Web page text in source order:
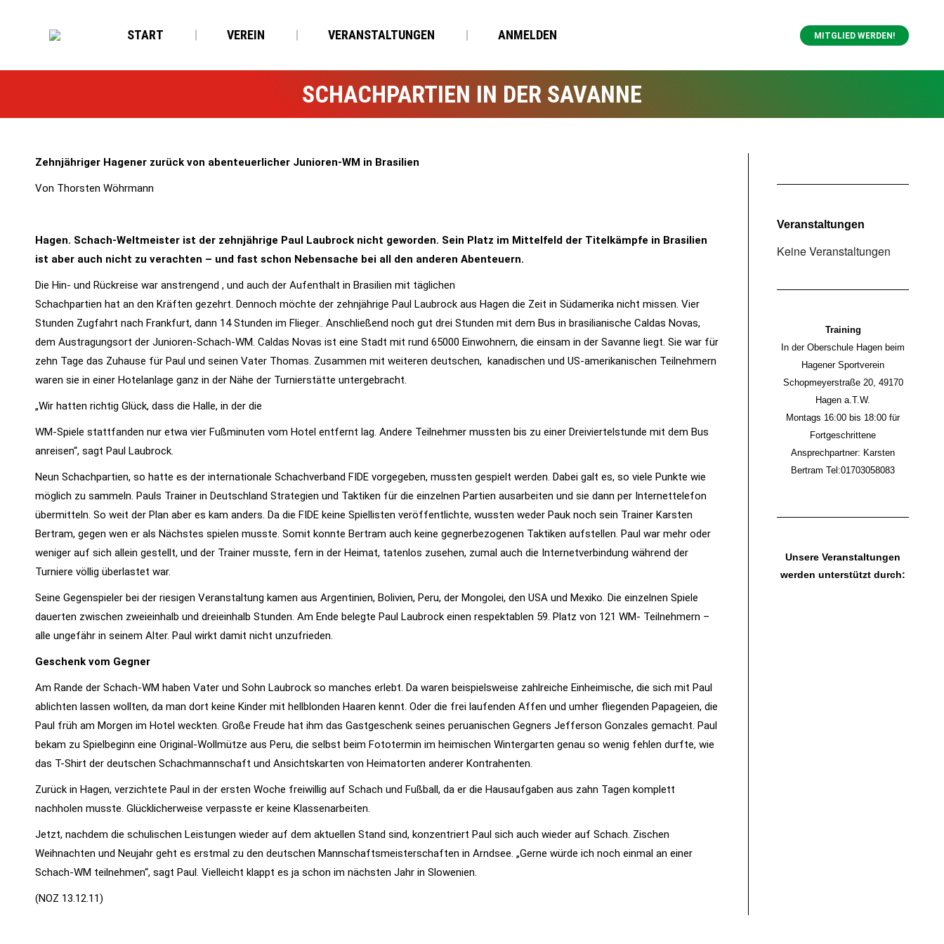
START VEREIN VERANSTALTUNGEN ANMELDEN MITGLIED WERDEN!
SCHACHPARTIEN IN DER SAVANNE
Zehnjähriger Hagener zurück von abenteuerlicher Junioren-WM in Brasilien
Von Thorsten Wöhrmann
Hagen. Schach-Weltmeister ist der zehnjährige Paul Laubrock nicht geworden. Sein Platz im Mittelfeld der Titelkämpfe in Brasilien
ist aber auch nicht zu verachten – und fast schon Nebensache bei all den anderen Abenteuern.
Die Hin- und Rückreise war anstrengend , und auch der Aufenthalt in Brasilien mit täglichen
Schachpartien hat an den Kräften gezehrt. Dennoch möchte der zehnjährige Paul Laubrock aus Hagen die Zeit in Südamerika nicht missen. Vier
Stunden Zugfahrt nach Frankfurt, dann 14 Stunden im Flieger.. Anschließend noch gut drei Stunden mit dem Bus in brasilianische Caldas Novas,
dem Austragungsort der Junioren-Schach-WM. Caldas Novas ist eine Stadt mit rund 65000 Einwohnern, die einsam in der Savanne liegt. Sie war für
zehn Tage das Zuhause für Paul und seinen Vater Thomas. Zusammen mit weiteren deutschen, kanadischen und US-amerikanischen Teilnehmern
waren sie in einer Hotelanlage ganz in der Nähe der Turnierstätte untergebracht.
„Wir hatten richtig Glück, dass die Halle, in der die
WM-Spiele stattfanden nur etwa vier Fußminuten vom Hotel entfernt lag. Andere Teilnehmer mussten bis zu einer Dreiviertelstunde mit dem Bus
anreisen“, sagt Paul Laubrock.
Neun Schachpartien, so hatte es der internationale Schachverband FIDE vorgegeben, mussten gespielt werden. Dabei galt es, so viele Punkte wie
möglich zu sammeln. Pauls Trainer in Deutschland Strategien und Taktiken für die einzelnen Partien ausarbeiten und sie dann per Internettelefon
übermitteln. So weit der Plan aber es kam anders. Da die FIDE keine Spiellisten veröffentlichte, wussten weder Pauk noch sein Trainer Karsten
Bertram, gegen wen er als Nächstes spielen musste. Somit konnte Bertram auch keine gegnerbezogenen Taktiken aufstellen. Paul war mehr oder
weniger auf sich allein gestellt, und der Trainer musste, fern in der Heimat, tatenlos zusehen, zumal auch die Internetverbindung während der
Turniere völlig überlastet war.
Seine Gegenspieler bei der riesigen Veranstaltung kamen aus Argentinien, Bolivien, Peru, der Mongolei, den USA und Mexiko. Die einzelnen Spiele
dauerten zwischen zweieinhalb und dreieinhalb Stunden. Am Ende belegte Paul Laubrock einen respektablen 59. Platz von 121 WM- Teilnehmern –
alle ungefähr in seinem Alter. Paul wirkt damit nicht unzufrieden.
Geschenk vom Gegner
Am Rande der Schach-WM haben Vater und Sohn Laubrock so manches erlebt. Da waren beispielsweise zahlreiche Einheimische, die sich mit Paul
ablichten lassen wollten, da man dort keine Kinder mit hellblonden Haaren kennt. Oder die frei laufenden Affen und umher fliegenden Papageien, die
Paul früh am Morgen im Hotel weckten. Große Freude hat ihm das Gastgeschenk seines peruanischen Gegners Jefferson Gonzales gemacht. Paul
bekam zu Spielbeginn eine Original-Wollmütze aus Peru, die selbst beim Fototermin im heimischen Wintergarten genau so wenig fehlen durfte, wie
das T-Shirt der deutschen Schachmannschaft und Ansichtskarten von Heimatorten anderer Kontrahenten.
Zurück in Hagen, verzichtete Paul in der ersten Woche freiwillig auf Schach und Fußball, da er die Hausaufgaben aus zahn Tagen komplett
nachholen musste. Glücklicherweise verpasste er keine Klassenarbeiten.
Jetzt, nachdem die schulischen Leistungen wieder auf dem aktuellen Stand sind, konzentriert Paul sich auch wieder auf Schach. Zischen
Weihnachten und Neujahr geht es erstmal zu den deutschen Mannschaftsmeisterschaften in Arndsee. „Gerne würde ich noch einmal an einer
Schach-WM teilnehmen“, sagt Paul. Vielleicht klappt es ja schon im nächsten Jahr in Slowenien.
(NOZ 13.12.11)
Veranstaltungen
Keine Veranstaltungen
Training
In der Oberschule Hagen beim
Hagener Sportverein
Schopmeyerstraße 20, 49170
Hagen a.T.W.
Montags 16:00 bis 18:00 für
Fortgeschrittene
Ansprechpartner: Karsten
Bertram Tel:01703058083
Unsere Veranstaltungen
werden unterstützt durch: